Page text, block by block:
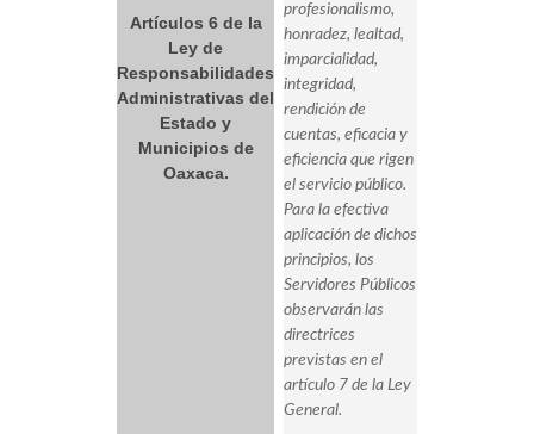
Artículos 6 de la
Ley de
Responsabilidades
Administrativas del
Estado y
Municipios de
Oaxaca.
profesionalismo,
honradez, lealtad,
imparcialidad,
integridad,
rendición de
cuentas, eficacia y
eficiencia que rigen
el servicio público.
Para la efectiva
aplicación de dichos
principios, los
Servidores Públicos
observarán las
directrices
previstas en el
artículo 7 de la Ley
General.